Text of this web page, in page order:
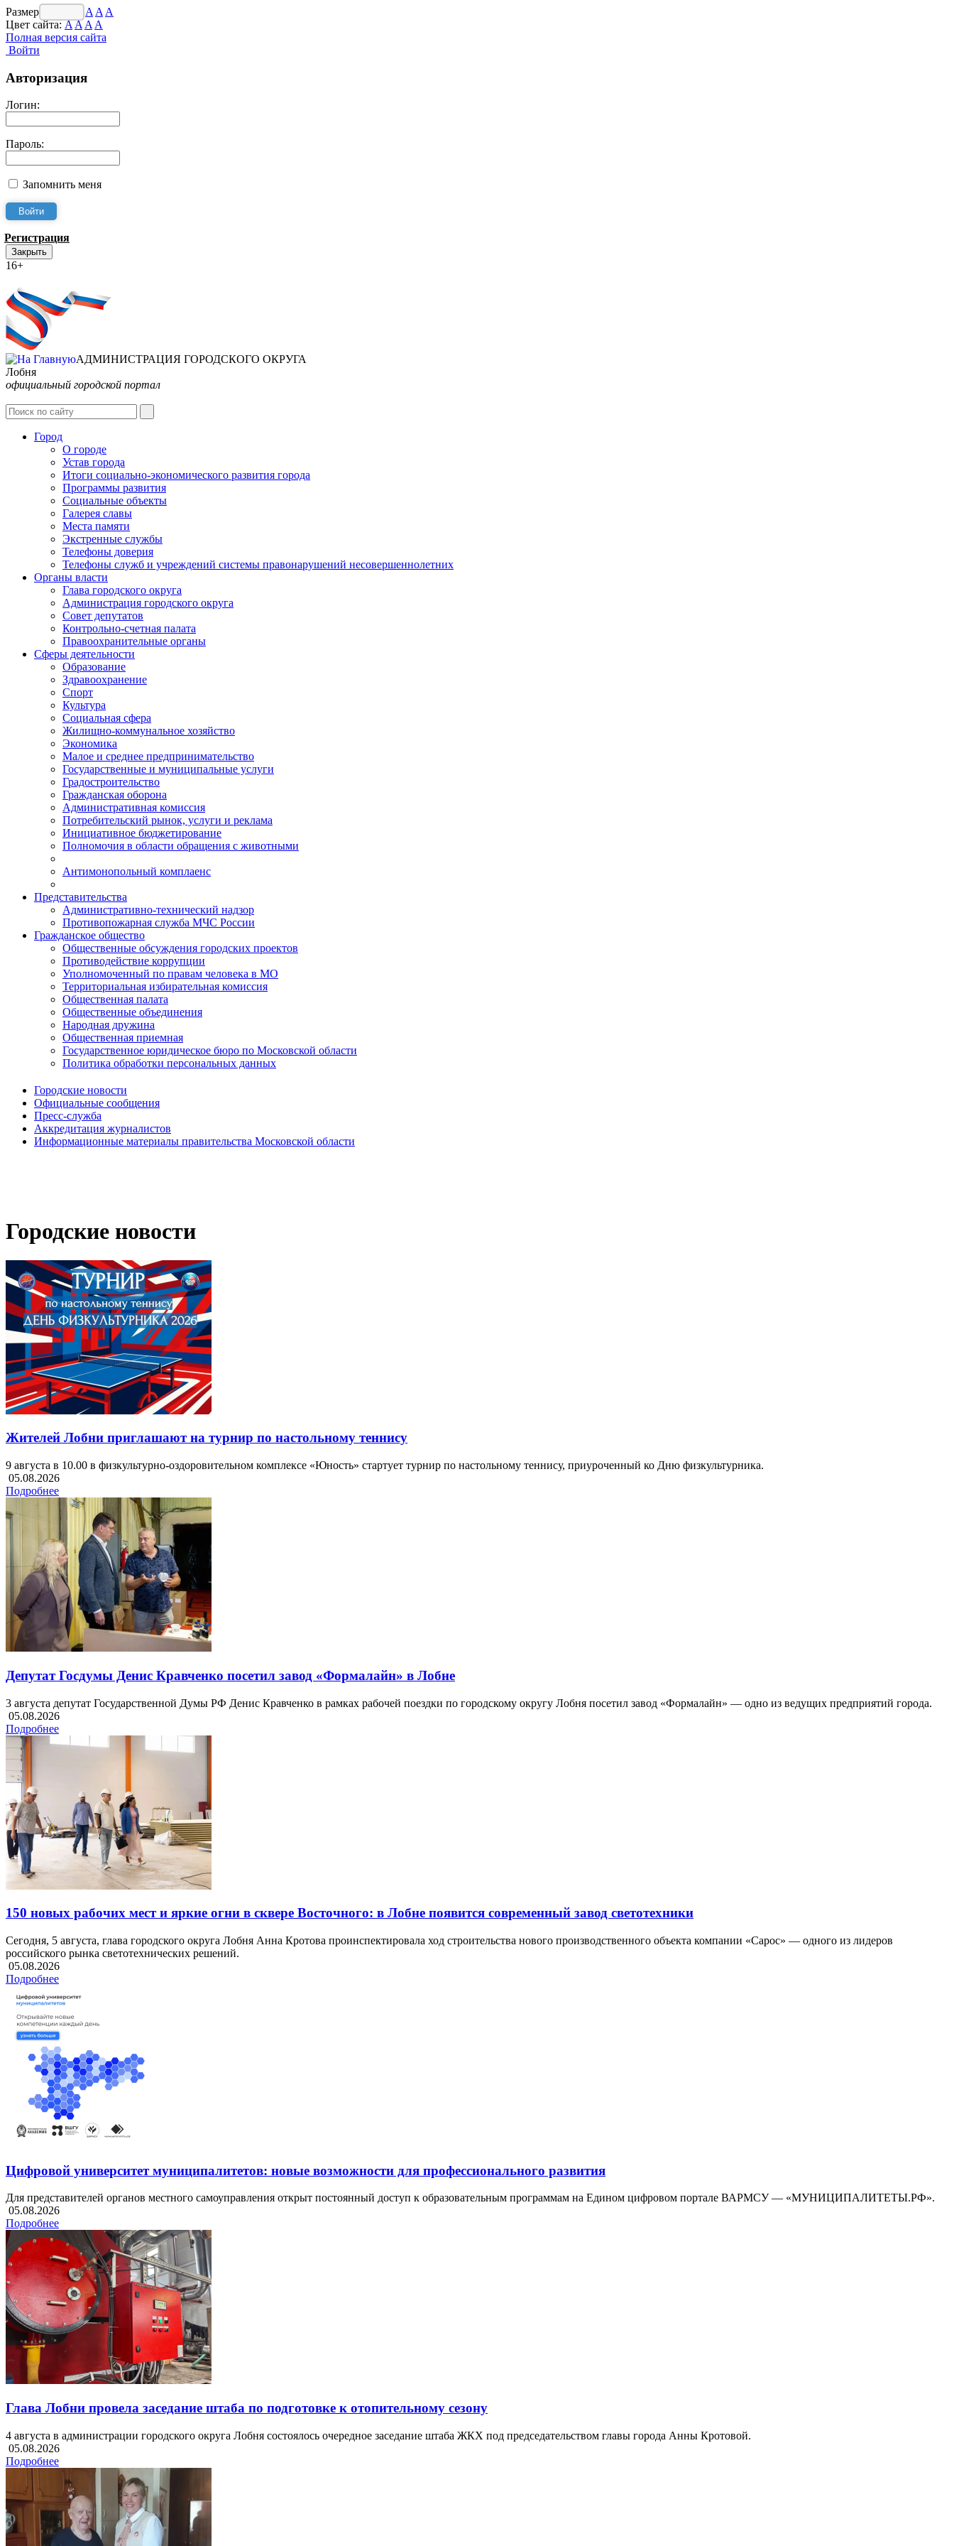
Размер шрифта: A A A
Цвет сайта:AA A A
Полная версия сайта
Войти
Авторизация
Логин:
Пароль:
Запомнить меня
Регистрация
Закрыть
16+
АДМИНИСТРАЦИЯ ГОРОДСКОГО ОКРУГА
Лобня
официальный городской портал
Город
О городе
Устав города
Итоги социально-экономического развития города
Программы развития
Социальные объекты
Галерея славы
Места памяти
Экстренные службы
Телефоны доверия
Телефоны служб и учреждений системы правонарушений несовершеннолетних
Органы власти
Глава городского округа
Администрация городcкого округа
Совет депутатов
Контрольно-счетная палата
Правоохранительные органы
Сферы деятельности
Образование
Здравоохранение
Спорт
Культура
Социальная сфера
Жилищно-коммунальное хозяйство
Экономика
Малое и среднее предпринимательство
Государственные и муниципальные услуги
Градостроительство
Гражданская оборона
Административная комиссия
Потребительский рынок, услуги и реклама
Инициативное бюджетирование
Полномочия в области обращения с животными
Антимонопольный комплаенс
Представительства
Административно-технический надзор
Противопожарная служба МЧС России
Гражданское общество
Общественные обсуждения городских проектов
Противодействие коррупции
Уполномоченный по правам человека в МО
Территориальная избирательная комиссия
Общественная палата
Общественные объединения
Народная дружина
Общественная приемная
Государственное юридическое бюро по Московской области
Политика обработки персональных данных
Городские новости
Официальные сообщения
Пресс-служба
Аккредитация журналистов
Информационные материалы правительства Московской области
Городские новости
Жителей Лобни приглашают на турнир по настольному теннису
9 августа в 10.00 в физкультурно-оздоровительном комплексе «Юность» стартует турнир по настольному теннису, приуроченный ко Дню физкультурника.
05.08.2026
Подробнее
Депутат Госдумы Денис Кравченко посетил завод «Формалайн» в Лобне
3 августа депутат Государственной Думы РФ Денис Кравченко в рамках рабочей поездки по городскому округу Лобня посетил завод «Формалайн» — одно из ведущих предприятий города.
05.08.2026
Подробнее
150 новых рабочих мест и яркие огни в сквере Восточного: в Лобне появится современный завод светотехники
Сегодня, 5 августа, глава городского округа Лобня Анна Кротова проинспектировала ход строительства нового производственного объекта компании «Сарос» — одного из лидеров
российского рынка светотехнических решений.
05.08.2026
Подробнее
Цифровой университет муниципалитетов: новые возможности для профессионального развития
Для представителей органов местного самоуправления открыт постоянный доступ к образовательным программам на Едином цифровом портале ВАРМСУ — «МУНИЦИПАЛИТЕТЫ.РФ».
05.08.2026
Подробнее
Глава Лобни провела заседание штаба по подготовке к отопительному сезону
4 августа в администрации городского округа Лобня состоялось очередное заседание штаба ЖКХ под председательством главы города Анны Кротовой.
05.08.2026
Подробнее